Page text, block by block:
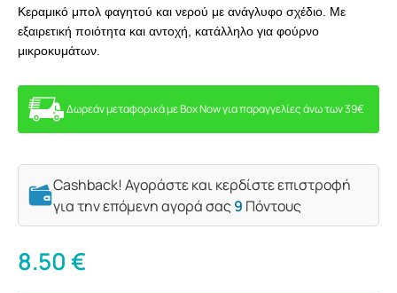
Κεραμικό μπολ φαγητού και νερού με ανάγλυφο σχέδιο. Με
εξαιρετική ποιότητα και αντοχή, κατάλληλο για φούρνο
μικροκυμάτων.
Δωρεάν μεταφορικά με Box Now για παραγγελίες άνω των 39€
Cashback! Αγοράστε και κερδίστε επιστροφή
για την επόμενη αγορά σας9 Πόντους
8.50€